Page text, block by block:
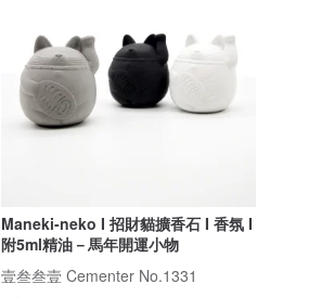
Maneki-neko I 招財貓擴香石 I 香氛 I
附5ml精油－馬年開運小物
壹叁叁壹 Cementer No.1331